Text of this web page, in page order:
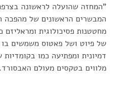
"המחזה שהועלה לראשונה
המבשרים הראשונים של מהפכה
מחטטנות פסיכולוגית
של פיוט ושל פאטוס משמשים בו
דמיונית ומפתיעה כמו
מלווים בטקסים מעולם האבסורד.